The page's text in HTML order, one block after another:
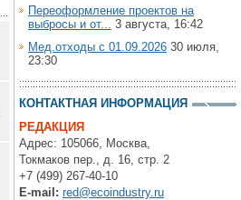
Переоформление проектов на
выбросы и от... 3 августа, 16:42
Мед.отходы с 01.09.2026 30 июля,
23:30
КОНТАКТНАЯ ИНФОРМАЦИЯ
РЕДАКЦИЯ
Адрес: 105066, Москва,
Токмаков пер., д. 16, стр. 2
+7 (499) 267-40-10
E-mail: red@ecoindustry.ru